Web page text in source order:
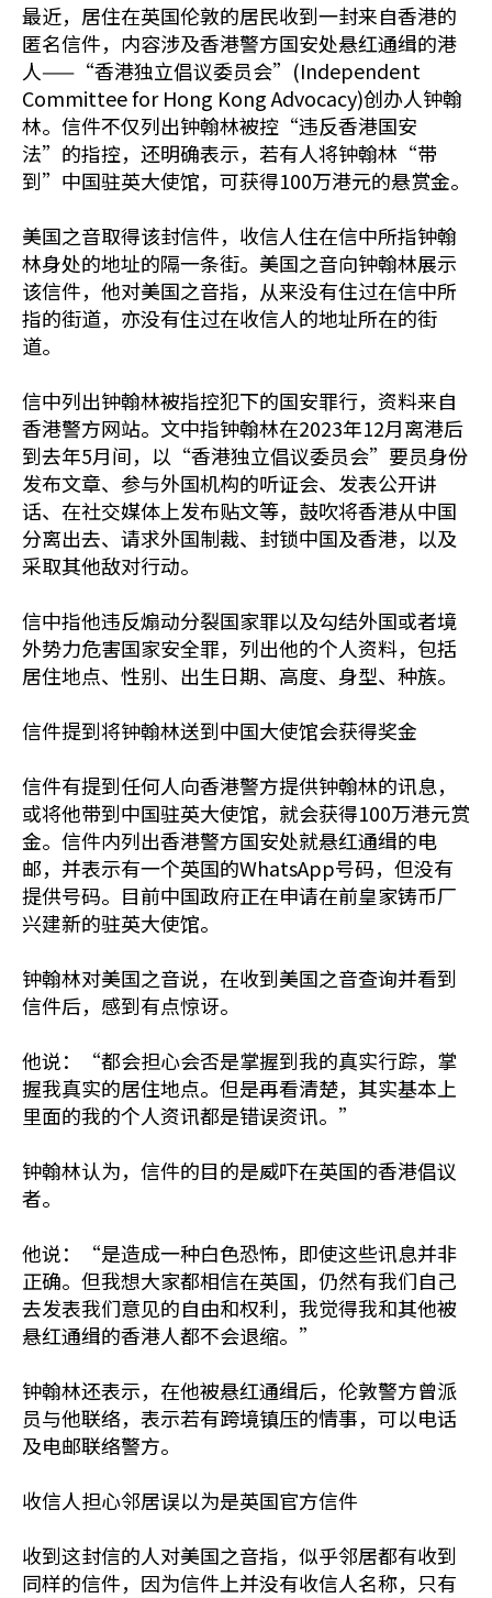
最近，居住在英国伦敦的居民收到一封来自香港的
匿名信件，内容涉及香港警方国安处悬红通缉的港
人——“香港独立倡议委员会”(Independent
Committee for Hong Kong Advocacy)创办人钟翰
林。信件不仅列出钟翰林被控“违反香港国安
法”的指控，还明确表示，若有人将钟翰林“带
到”中国驻英大使馆，可获得100万港元的悬赏金。
美国之音取得该封信件，收信人住在信中所指钟翰
林身处的地址的隔一条街。美国之音向钟翰林展示
该信件，他对美国之音指，从来没有住过在信中所
指的街道，亦没有住过在收信人的地址所在的街
道。
信中列出钟翰林被指控犯下的国安罪行，资料来自
香港警方网站。文中指钟翰林在2023年12月离港后
到去年5月间，以“香港独立倡议委员会”要员身份
发布文章、参与外国机构的听证会、发表公开讲
话、在社交媒体上发布贴文等，鼓吹将香港从中国
分离出去、请求外国制裁、封锁中国及香港，以及
采取其他敌对行动。
信中指他违反煽动分裂国家罪以及勾结外国或者境
外势力危害国家安全罪，列出他的个人资料，包括
居住地点、性别、出生日期、高度、身型、种族。
信件提到将钟翰林送到中国大使馆会获得奖金
信件有提到任何人向香港警方提供钟翰林的讯息，
或将他带到中国驻英大使馆，就会获得100万港元赏
金。信件内列出香港警方国安处就悬红通缉的电
邮，并表示有一个英国的WhatsApp号码，但没有
提供号码。目前中国政府正在申请在前皇家铸币厂
兴建新的驻英大使馆。
钟翰林对美国之音说，在收到美国之音查询并看到
信件后，感到有点惊讶。
他说：“都会担心会否是掌握到我的真实行踪，掌
握我真实的居住地点。但是再看清楚，其实基本上
里面的我的个人资讯都是错误资讯。”
钟翰林认为，信件的目的是威吓在英国的香港倡议
者。
他说：“是造成一种白色恐怖，即使这些讯息并非
正确。但我想大家都相信在英国，仍然有我们自己
去发表我们意见的自由和权利，我觉得我和其他被
悬红通缉的香港人都不会退缩。”
钟翰林还表示，在他被悬红通缉后，伦敦警方曾派
员与他联络，表示若有跨境镇压的情事，可以电话
及电邮联络警方。
收信人担心邻居误以为是英国官方信件
收到这封信的人对美国之音指，似乎邻居都有收到
同样的信件，因为信件上并没有收信人名称，只有